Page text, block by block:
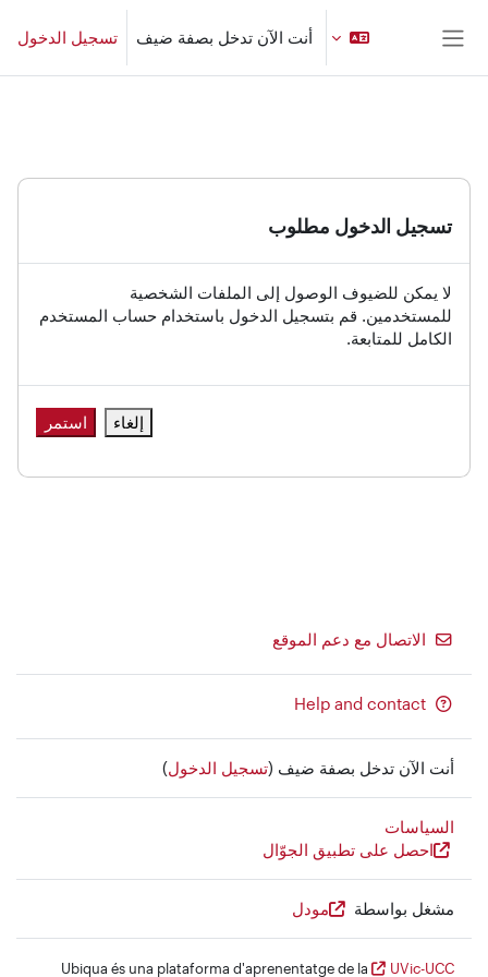
تخطى إلى المحتوى الرئيسي
أنت الآن تدخل بصفة ضيف تسجيل الدخول
تسجيل الدخول مطلوب
لا يمكن للضيوف الوصول إلى الملفات الشخصية
للمستخدمين. قم بتسجيل الدخول باستخدام حساب المستخدم
الكامل للمتابعة.
إلغاء استمر
الاتصال مع دعم الموقع
Help and contact
أنت الآن تدخل بصفة ضيف (تسجيل الدخول)
السياسات
احصل على تطبيق الجوّال
مشغل بواسطة مودل
Ubiqua és una plataforma d'aprenentatge de la UVic-UCC